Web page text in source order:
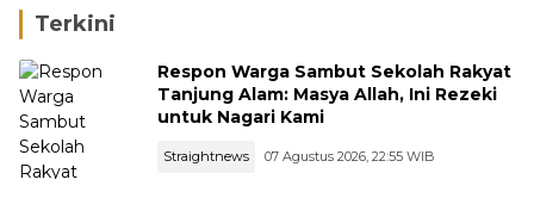
September
Terkini
Respon Warga Sambut Sekolah Rakyat
Tanjung Alam: Masya Allah, Ini Rezeki
untuk Nagari Kami
Straightnews 07 Agustus 2026, 22:55 WIB